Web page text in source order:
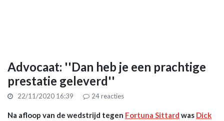
Advocaat: ''Dan heb je een prachtige
prestatie geleverd''
22/11/2020 16:39 24reacties
Na afloop van de wedstrijd tegen Fortuna Sittard was Dick